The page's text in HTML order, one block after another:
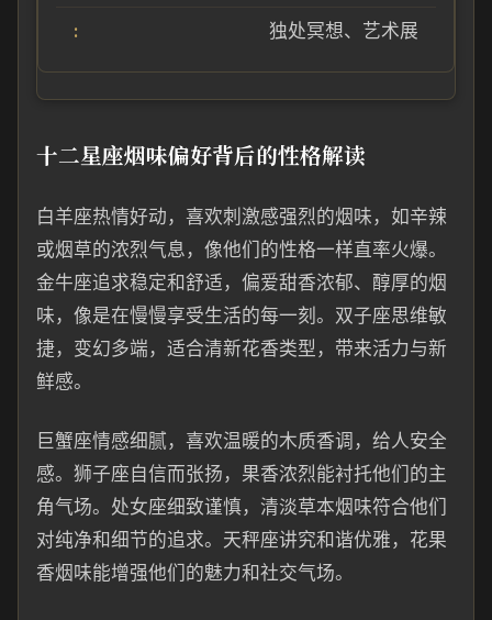
独处冥想、艺术展
十二星座烟味偏好背后的性格解读
白羊座热情好动，喜欢刺激感强烈的烟味，如辛辣
或烟草的浓烈气息，像他们的性格一样直率火爆。
金牛座追求稳定和舒适，偏爱甜香浓郁、醇厚的烟
味，像是在慢慢享受生活的每一刻。双子座思维敏
捷，变幻多端，适合清新花香类型，带来活力与新
鲜感。
巨蟹座情感细腻，喜欢温暖的木质香调，给人安全
感。狮子座自信而张扬，果香浓烈能衬托他们的主
角气场。处女座细致谨慎，清淡草本烟味符合他们
对纯净和细节的追求。天秤座讲究和谐优雅，花果
香烟味能增强他们的魅力和社交气场。